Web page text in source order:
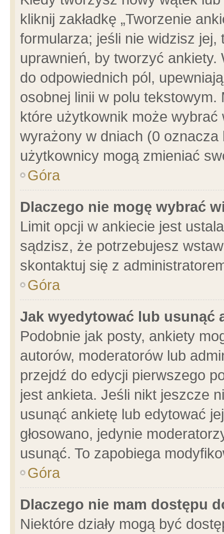
kliknij zakładkę „Tworzenie
formularza; jeśli nie widzisz
uprawnień, by tworzyć ankiety.
do odpowiednich pól,
osobnej linii w polu
które użytkownik może
wyrażony w dniach (0
użytkownicy mogą zmieniać
Góra
Dlaczego nie mogę wybrać
Limit opcji w ankiecie jest
sądzisz, że potrzebujesz
skontaktuj się z
Góra
Jak wyedytować lub usunąć
Podobnie jak posty, ankiety
autorów, moderatorów lub
przejdź do edycji pierwszego
jest ankieta. Jeśli nikt jeszcze
usunąć ankietę lub edytować
głosowano, jedynie
usunąć. To zapobiega
Góra
Dlaczego nie mam dostępu
Niektóre działy mogą być